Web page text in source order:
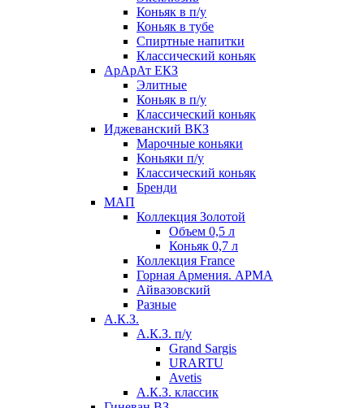
Коньяк в п/у
Коньяк в тубе
Спиртные напитки
Классический коньяк
АрАрАт ЕКЗ
Элитные
Коньяк в п/у
Классический коньяк
Иджеванский ВКЗ
Марочные коньяки
Коньяки п/у
Классический коньяк
Бренди
МАП
Коллекция Золотой
Объем 0,5 л
Коньяк 0,7 л
Коллекция France
Горная Армения. АРМА
Айвазовский
Разные
А.К.З.
А.К.З. п/у
Grand Sargis
URARTU
Avetis
А.К.З. классик